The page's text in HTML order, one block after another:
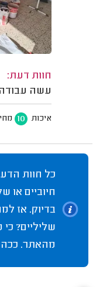
חוות דעת:
עשה
איכות 10
כל חוות
חיוביים או
בדיוק. אז
שליליים?
מהאתר.